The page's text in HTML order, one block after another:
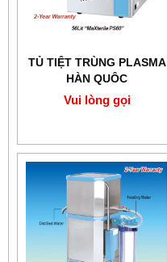
TỦ TIỆT TRÙNG PLASMA
HÀN QUÔC
Vui lòng gọi